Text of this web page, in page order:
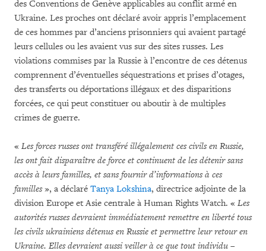
des Conventions de Genève applicables au conflit armé en
Ukraine. Les proches ont déclaré avoir appris l’emplacement
de ces hommes par d’anciens prisonniers qui avaient partagé
leurs cellules ou les avaient vus sur des sites russes. Les
violations commises par la Russie à l’encontre de ces détenus
comprennent d’éventuelles séquestrations et prises d’otages,
des transferts ou déportations illégaux et des disparitions
forcées, ce qui peut constituer ou aboutir à de multiples
crimes de guerre.
« Les forces russes ont transféré illégalement ces civils en Russie,
les ont fait disparaître de force et continuent de les détenir sans
accès à leurs familles, et sans fournir d’informations à ces
familles», a déclaré Tanya Lokshina, directrice adjointe de la
division Europe et Asie centrale à Human Rights Watch. « Les
autorités russes devraient immédiatement remettre en liberté tous
les civils ukrainiens détenus en Russie et permettre leur retour en
Ukraine. Elles devraient aussi veiller à ce que tout individu –